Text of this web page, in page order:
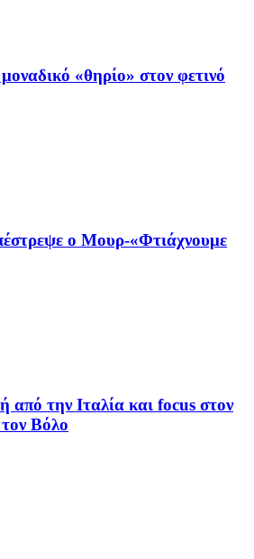
«θηρίο» στον φετινό
ο Μουρ-«Φτιάχνουμε
την Ιταλία και focus στον
Βόλο